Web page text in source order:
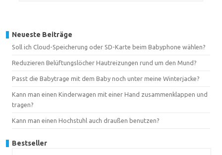
Neueste Beiträge
Soll ich Cloud-Speicherung oder SD-Karte beim Babyphone wählen?
Reduzieren Belüftungslöcher Hautreizungen rund um den Mund?
Passt die Babytrage mit dem Baby noch unter meine Winterjacke?
Kann man einen Kinderwagen mit einer Hand zusammenklappen und
tragen?
Kann man einen Hochstuhl auch draußen benutzen?
Bestseller